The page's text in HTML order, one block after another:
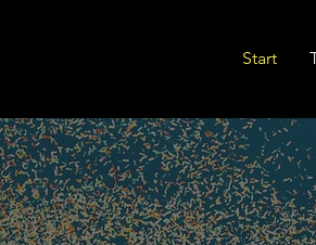
Start